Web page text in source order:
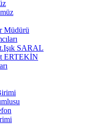
Müdürü
SARAL
ERTEKİN